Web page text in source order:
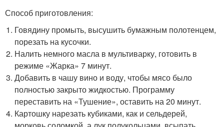
Способ приготовления:
Говядину промыть, высушить бумажным полотенцем,
порезать на кусочки.
Налить немного масла в мультиварку, готовить в
режиме «Жарка» 7 минут.
Добавить в чашу вино и воду, чтобы мясо было
полностью закрыто жидкостью. Программу
переставить на «Тушение», оставить на 20 минут.
Картошку нарезать кубиками, как и сельдерей,